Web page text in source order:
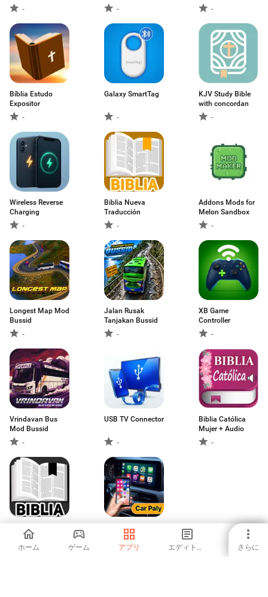
ホーム ゲーム アプリ エディトリアル さらに
-
-
MAX-
Bíblia Estudo
Expositor
-
Galaxy SmartTag
-
KJV Study Bible
with concordan
-
Wireless Reverse
Charging
-
Biblia Nueva
Traducción
-
Addons Mods for
Melon Sandbox
-
Longest Map Mod
Bussid
-
Jalan Rusak
Tanjakan Bussid
-
XB Game
Controller
-
Vrindavan Bus
Mod Bussid
-
USB TV Connector
-
Biblia Católica
Mujer + Audio
-
Bíblia Almeida
Revista
-
Zlink Carplay
Android